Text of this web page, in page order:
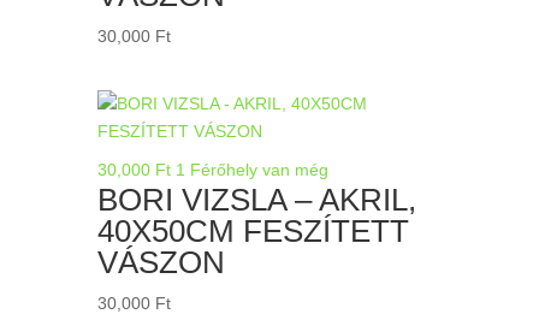
30,000 Ft
30,000 Ft 1 Férőhely van még
BORI VIZSLA – AKRIL,
40X50CM FESZÍTETT
VÁSZON
30,000 Ft